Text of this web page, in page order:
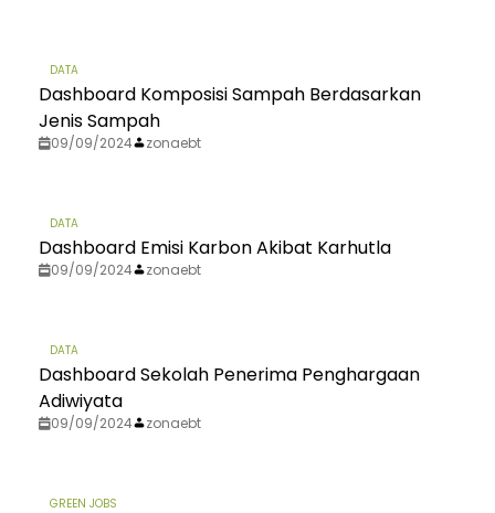
DATA
Dashboard Komposisi Sampah Berdasarkan
Jenis Sampah
09/09/2024 zonaebt
DATA
Dashboard Emisi Karbon Akibat Karhutla
09/09/2024 zonaebt
DATA
Dashboard Sekolah Penerima Penghargaan
Adiwiyata
09/09/2024 zonaebt
GREEN JOBS